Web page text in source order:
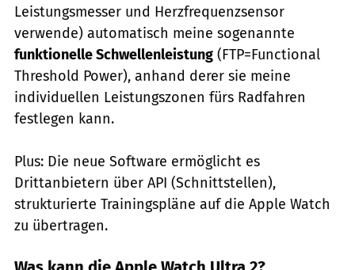
Leistungsmesser und Herzfrequenzsensor
verwende) automatisch meine sogenannte
funktionelle Schwellenleistung (FTP=Functional
Threshold Power), anhand derer sie meine
individuellen Leistungszonen fürs Radfahren
festlegen kann.
Plus: Die neue Software ermöglicht es
Drittanbietern über API (Schnittstellen),
strukturierte Trainingspläne auf die Apple Watch
zu übertragen.